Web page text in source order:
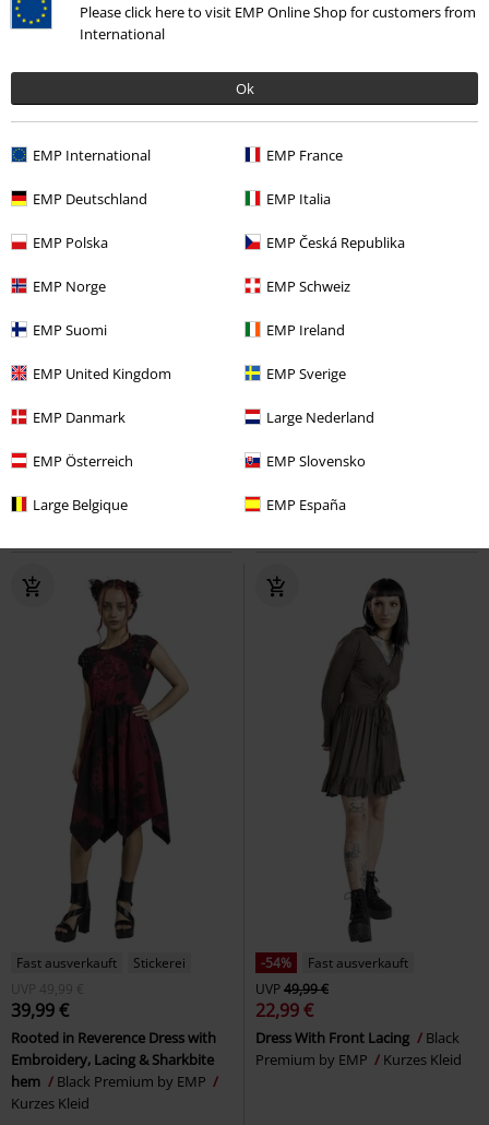
Please click here to visit EMP Online Shop for customers from
International
Ok
EMP International EMP France
EMP Deutschland EMP Italia
EMP Polska EMP Česká Republika
EMP Norge EMP Schweiz
EMP Suomi EMP Ireland
EMP United Kingdom EMP Sverige
EMP Danmark Large Nederland
EMP Österreich EMP Slovensko
Large Belgique EMP España
-47%
Fast ausverkauft
UVP
19,99 €
Rotes Kleid mit Rückenausschnitt
Black Premium by EMP
-60%
Fast ausverkauft
UVP
19,99 €
Black Premium by EMP
Fast ausverkauft
Stickerei
UVP
49,99 €
39,99 €
Rooted in Reverence Dress with
Embroidery, Lacing & Sharkbite
hem
Black Premium by EMP
Kurzes Kleid
-54%
Fast ausverkauft
UVP49,99 €
22,99 €
Dress With Front Lacing
Black
Premium by EMP
Kurzes Kleid